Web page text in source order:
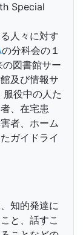
Special
人々に対す
の分科会の１
図書館サー
及び情報サ
役中の人た
、在宅患
者、ホーム
ガイドライ
知的発達に
と、話すこ